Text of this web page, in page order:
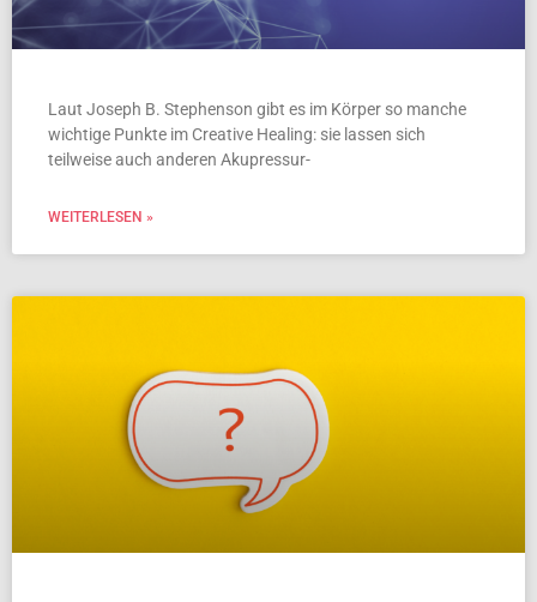
Laut Joseph B. Stephenson gibt es im Körper so manche
wichtige Punkte im Creative Healing: sie lassen sich
teilweise auch anderen Akupressur-
WEITERLESEN »